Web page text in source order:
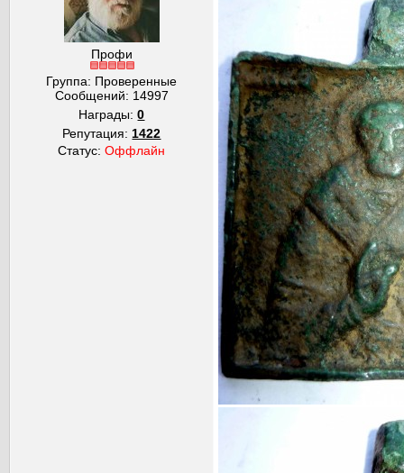
Профи
Группа: Проверенные
Сообщений: 14997
Награды:0
Репутация: 1422
Статус:Оффлайн